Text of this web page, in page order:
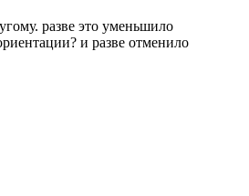
разве это уменьшило
и разве отменило